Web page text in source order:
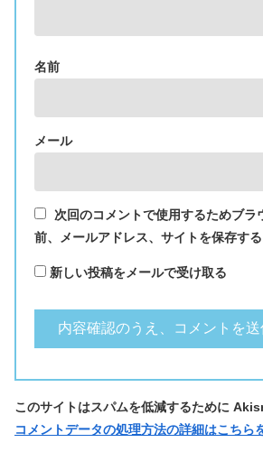
名前
メール
次回のコメントで使用するためブラ
前、メールアドレス、サイトを保存する
新しい投稿をメールで受け取る
このサイトはスパムを低減するために
コメントデータの処理方法の詳細はこちら